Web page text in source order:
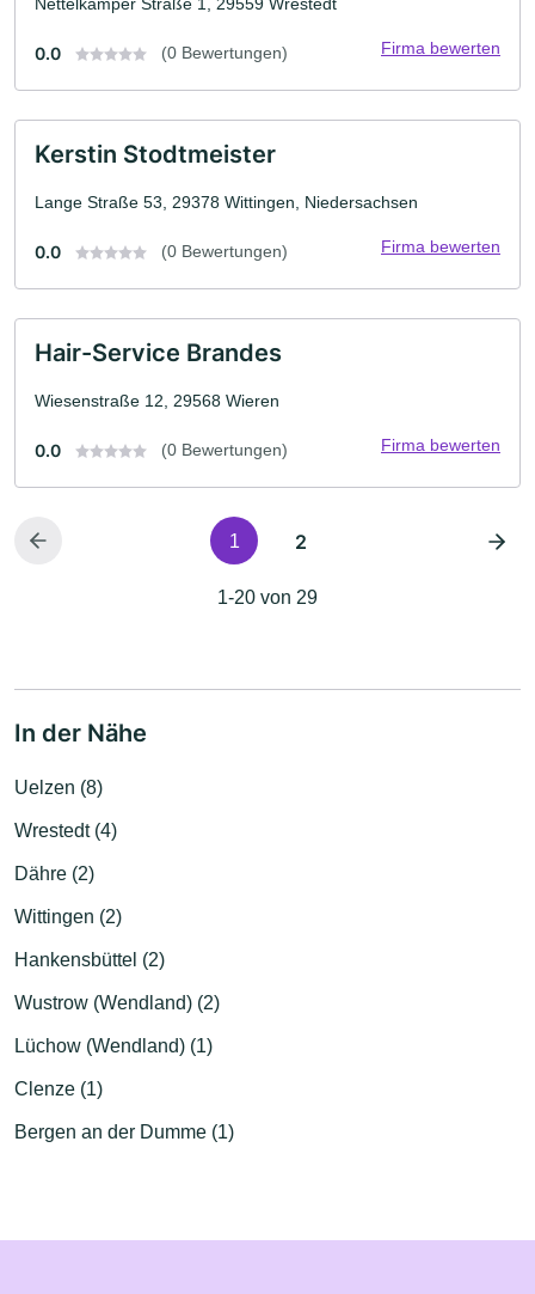
0.0 (0 Bewertungen) Firma bewerten
Kerstin Stodtmeister
Lange Straße 53, 29378 Wittingen, Niedersachsen
0.0 (0 Bewertungen) Firma bewerten
Hair-Service Brandes
Wiesenstraße 12, 29568 Wieren
0.0 (0 Bewertungen) Firma bewerten
1 2
1-20 von 29
In der Nähe
Uelzen (8)
Wrestedt (4)
Dähre (2)
Wittingen (2)
Hankensbüttel (2)
Wustrow (Wendland) (2)
Lüchow (Wendland) (1)
Clenze (1)
Bergen an der Dumme (1)